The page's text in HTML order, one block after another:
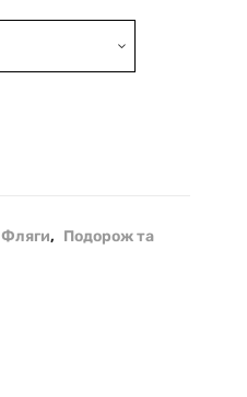
Фляги, Подорож та